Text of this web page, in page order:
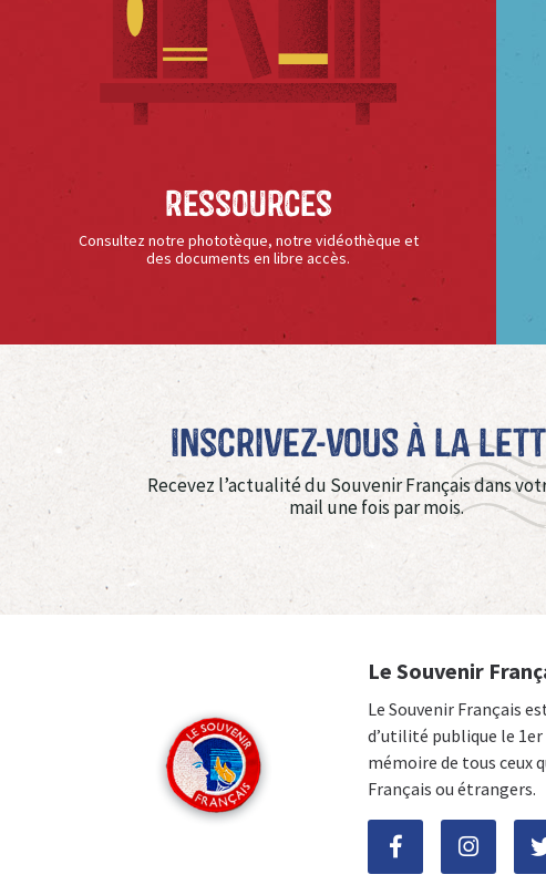
Ressources
Consultez notre phototèque, notre vidéothèque et
des documents en libre accès.
Inscrivez-vous à La
Recevez l’actualité du Souvenir Français dans
mail une fois par mois.
Le Souvenir
Le Souvenir Français
d’utilité publique le
mémoire de tous ceux
Français ou étrangers.